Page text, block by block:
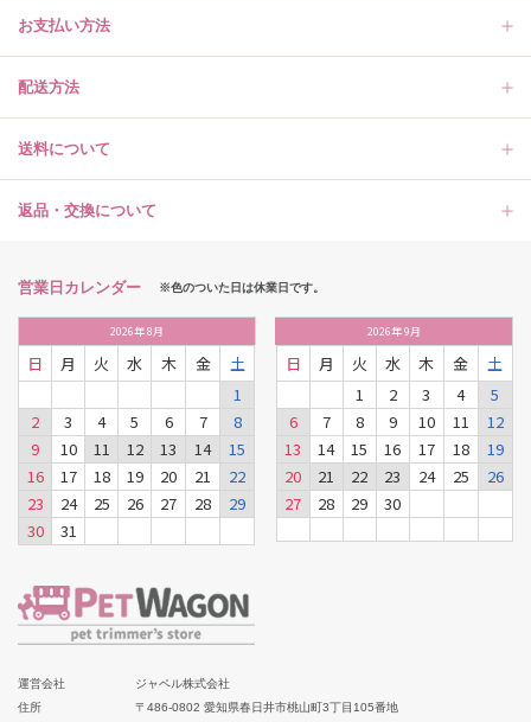
お支払い方法
配送方法
送料について
返品・交換について
営業日カレンダー ※色のついた日は休業日です。
2026年8月
日 月 火 水 木 金
土
1
2
3 4 5 6 7
8
9
10 11 12 13 14
15
16
17 18 19 20 21
22
23
24 25 26 27 28
29
30
31
2026年9月
日 月 火 水 木 金
土
1
2 3 4
5
6
7 8 9 10 11
12
13
14 15 16 17 18
19
20
21 22 23 24 25
26
27
28 29 30
運営会社
ジャペル株式会社
住所
〒486-0802 愛知県春日井市桃山町3丁目105番地